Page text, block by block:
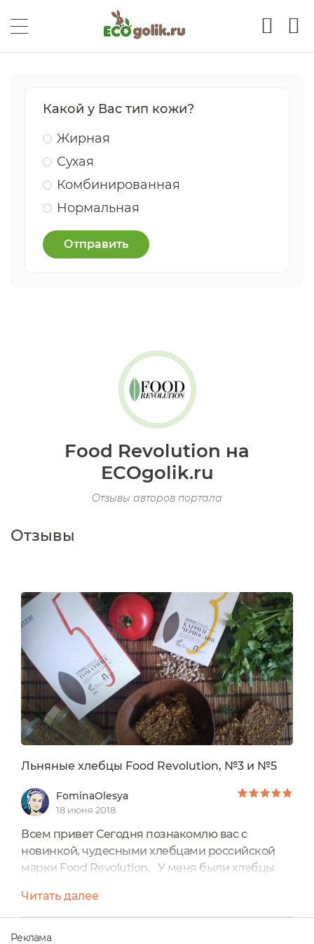
Какой у Вас тип кожи?
Жирная
Сухая
Комбинированная
Нормальная
Отправить
Food Revolution на
ECOgolik.ru
Отзывы авторов портала
Отзывы
Льняные хлебцы Food Revolution, №3 и №5
FominaOlesya
18 июня 2018
Всем привет Сегодня познакомлю вас с
новинкой, чудесными хлебцами российской
марки Food Revolution. У меня были хлебцы
"Томатные". Льняные хлебцы Food Revolution -
это новое слово на рынке здорового питания,
это уникальное сочетание полезных и вкусных,
Читать далее
Реклама